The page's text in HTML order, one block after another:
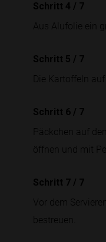
Schritt 4 / 7
Aus Alufolie ein
Schritt 5 / 7
Die Kartoffeln
Schritt 6 / 7
Päckchen auf
öffnen und mit
Schritt 7 / 7
Vor dem
bestreuen.